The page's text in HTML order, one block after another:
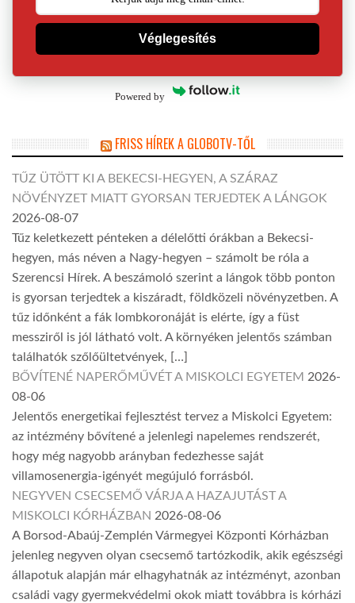
Véglegesítés
Powered by
FRISS HÍREK A GLOBOTV-TŐL
TŰZ ÜTÖTT KI A BEKECSI-HEGYEN, A SZÁRAZ
NÖVÉNYZET MIATT GYORSAN TERJEDTEK A LÁNGOK
2026-08-07
Tűz keletkezett pénteken a délelőtti órákban a Bekecsi-
hegyen, más néven a Nagy-hegyen – számolt be róla a
Szerencsi Hírek. A beszámoló szerint a lángok több ponton
is gyorsan terjedtek a kiszáradt, földközeli növényzetben. A
tűz időnként a fák lombkoronáját is elérte, így a füst
messziről is jól látható volt. A környéken jelentős számban
találhatók szőlőültetvények, […]
BŐVÍTENÉ NAPERŐMŰVÉT A MISKOLCI EGYETEM 2026-
08-06
Jelentős energetikai fejlesztést tervez a Miskolci Egyetem:
az intézmény bővítené a jelenlegi napelemes rendszerét,
hogy még nagyobb arányban fedezhesse saját
villamosenergia-igényét megújuló forrásból.
NEGYVEN CSECSEMŐ VÁRJA A HAZAJUTÁST A
MISKOLCI KÓRHÁZBAN 2026-08-06
A Borsod-Abaúj-Zemplén Vármegyei Központi Kórházban
jelenleg negyven olyan csecsemő tartózkodik, akik egészségi
állapotuk alapján már elhagyhatnák az intézményt, azonban
családi vagy gyermekvédelmi okok miatt továbbra is kórházi